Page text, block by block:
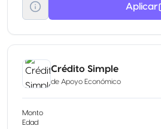
Aplicar
Crédito Simple
de Apoyo Económico
Monto
Edad